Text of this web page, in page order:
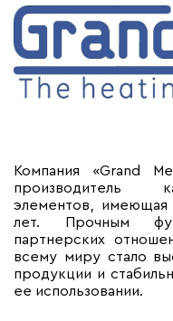
Компания «Grand
производитель
элементов, имеющая
лет. Прочным
партнерских
всему миру стало
продукции и
ее использовании.